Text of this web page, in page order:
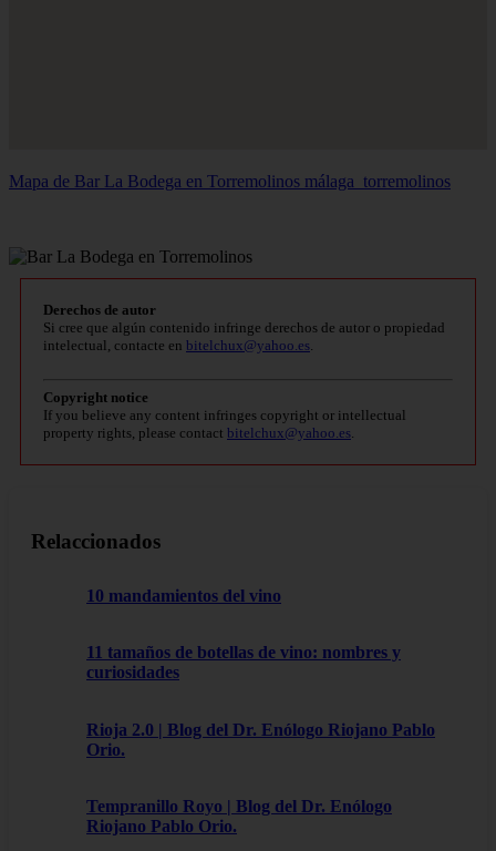
Mapa de Bar La Bodega en Torremolinos málaga_torremolinos
Derechos de autor
Si cree que algún contenido infringe derechos de autor o propiedad
intelectual, contacte en bitelchux@yahoo.es
Copyright notice
If you believe any content infringes copyright or intellectual
property rights, please contact bitelchux@yahoo.es
Relaccionados
10 mandamientos del vino
11 tamaños de botellas de vino: nombres y
curiosidades
Rioja 2.0 | Blog del Dr. Enólogo Riojano Pablo
Orio.
Tempranillo Royo | Blog del Dr. Enólogo
Riojano Pablo Orio.